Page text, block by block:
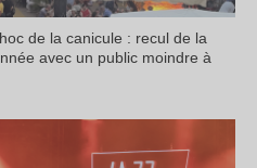
de la canicule : recul de la
avec un public moindre à